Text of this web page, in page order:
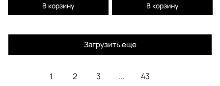
В корзину В корзину
Загрузить еще
1 2 3 ... 43